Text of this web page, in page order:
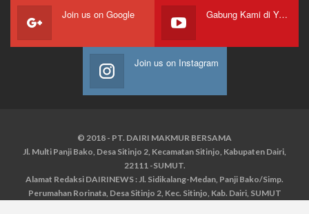
Join us on Google Gabung Kami di Youtube
Join us on Instagram
© 2018 - PT. DAIRI MAKMUR BERSAMA
Jl. Multi Panji Bako, Desa Sitinjo 2, Kecamatan Sitinjo, Kabupaten Dairi,
22111 -SUMUT.
Alamat Redaksi DAIRINEWS : Jl. Sidikalang-Medan, Panji Bako/Simp.
Perumahan Rorinata, Desa Sitinjo 2, Kec. Sitinjo, Kab. Dairi, SUMUT